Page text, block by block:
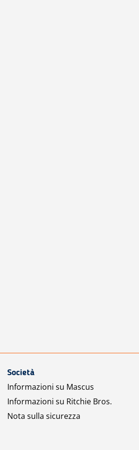
Società
Informazioni su Mascus
Informazioni su Ritchie Bros.
Nota sulla sicurezza